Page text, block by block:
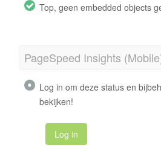
Top, geen embedded objects
PageSpeed Insights
Log in om deze status en
bekijken!
Log in